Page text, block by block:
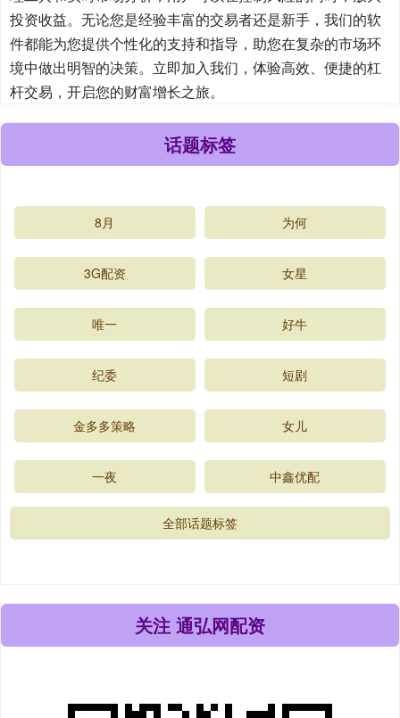
投资收益。无论您是经验丰富的交易者还是新手，我们的软
件都能为您提供个性化的支持和指导，助您在复杂的市场环
境中做出明智的决策。立即加入我们，体验高效、便捷的杠
杆交易，开启您的财富增长之旅。
话题标签
8月 为何
3G配资 女星
唯一 好牛
纪委 短剧
金多多策略 女儿
一夜 中鑫优配
全部话题标签
关注 通弘网配资